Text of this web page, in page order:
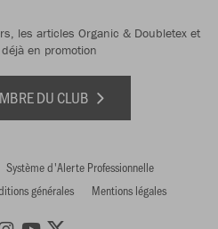
les articles Organic & Doubletex et
en promotion
DU CLUB
Système d'Alerte Professionnelle
générales Mentions légales